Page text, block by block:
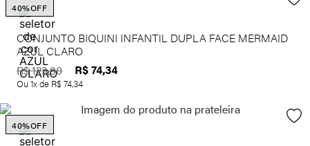
CONJUNTO BIQUINI INFANTIL DUPLA FACE MERMAID
AZUL CLARO
40%OFF
R$123,90 R$74,34
Ou 1x de R$ 74,34
40%OFF